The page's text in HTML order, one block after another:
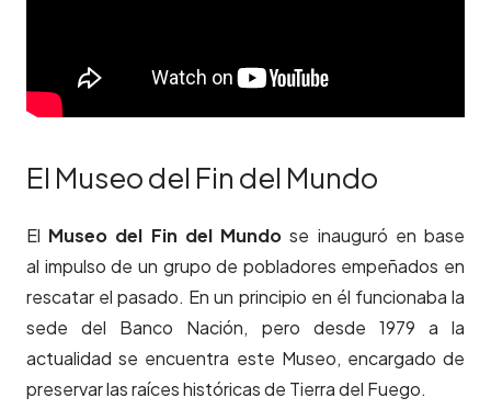
El Museo del Fin del Mundo
El Museo del Fin del Mundo se inauguró en base
al impulso de un grupo de pobladores empeñados en
rescatar el pasado. En un principio en él funcionaba la
sede del Banco Nación, pero desde 1979 a la
actualidad se encuentra este Museo, encargado de
preservar las raíces históricas de Tierra del Fuego.